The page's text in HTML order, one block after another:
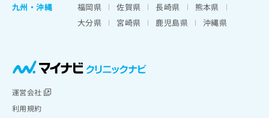
九州・沖縄
福岡県 佐賀県 長崎県
熊本県
大分県
宮崎県 鹿児島県 沖縄県
運営会社
利用規約